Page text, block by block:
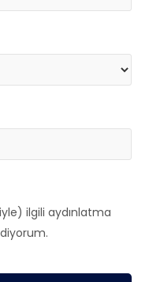
ilgili aydınlatma